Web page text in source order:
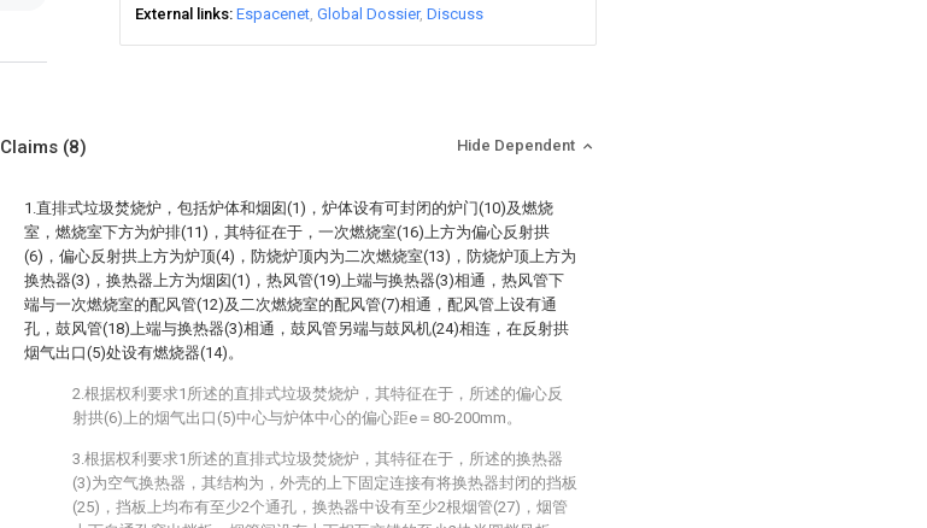
External links Espacenet Global Dossier Discuss
Claims (8) Hide Dependent
1.直排式垃圾焚烧炉，包括炉体和烟囱(1)，炉体设有可封闭的炉门(10)及燃烧
室，燃烧室下方为炉排(11)，其特征在于，一次燃烧室(16)上方为偏心反射拱
(6)，偏心反射拱上方为炉顶(4)，防烧炉顶内为二次燃烧室(13)，防烧炉顶上方为
换热器(3)，换热器上方为烟囱(1)，热风管(19)上端与换热器(3)相通，热风管下
端与一次燃烧室的配风管(12)及二次燃烧室的配风管(7)相通，配风管上设有通
孔，鼓风管(18)上端与换热器(3)相通，鼓风管另端与鼓风机(24)相连，在反射拱
烟气出口(5)处设有燃烧器(14)。
2.根据权利要求1所述的直排式垃圾焚烧炉，其特征在于，所述的偏心反
射拱(6)上的烟气出口(5)中心与炉体中心的偏心距e＝80-200mm。
3.根据权利要求1所述的直排式垃圾焚烧炉，其特征在于，所述的换热器
(3)为空气换热器，其结构为，外壳的上下固定连接有将换热器封闭的挡板
(25)，挡板上均布有至少2个通孔，换热器中设有至少2根烟管(27)，烟管